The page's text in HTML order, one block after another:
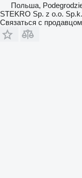
Польша,
STEKRO Sp. z o.o. Sp.k.
Связаться с продавцом